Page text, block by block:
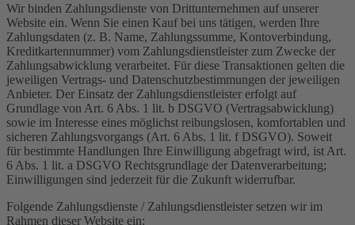
Wir binden Zahlungsdienste von Drittunternehmen auf unserer
Website ein. Wenn Sie einen Kauf bei uns tätigen, werden Ihre
Zahlungsdaten (z. B. Name, Zahlungssumme, Kontoverbindung,
Kreditkartennummer) vom Zahlungsdienstleister zum Zwecke der
Zahlungsabwicklung verarbeitet. Für diese Transaktionen gelten die
jeweiligen Vertrags- und Datenschutzbestimmungen der jeweiligen
Anbieter. Der Einsatz der Zahlungsdienstleister erfolgt auf
Grundlage von Art. 6 Abs. 1 lit. b DSGVO (Vertragsabwicklung)
sowie im Interesse eines möglichst reibungslosen, komfortablen und
sicheren Zahlungsvorgangs (Art. 6 Abs. 1 lit. f DSGVO). Soweit
für bestimmte Handlungen Ihre Einwilligung abgefragt wird, ist Art.
6 Abs. 1 lit. a DSGVO Rechtsgrundlage der Datenverarbeitung;
Einwilligungen sind jederzeit für die Zukunft widerrufbar.
Folgende Zahlungsdienste / Zahlungsdienstleister setzen wir im
Rahmen dieser Website ein: